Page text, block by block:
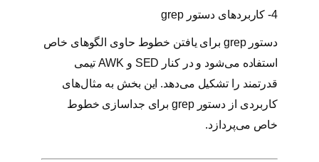
4- کاربردهای دستور grep
دستور grep برای یافتن خطوط حاوی الگوهای خاص
استفاده می‌شود و در کنار SED و AWK تیمی
قدرتمند را تشکیل می‌دهد. این بخش به مثال‌های
کاربردی از دستور grep برای جداسازی خطوط
خاص می‌پردازد.